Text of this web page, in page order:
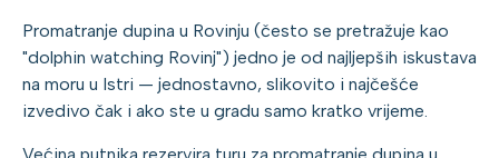
Promatranje dupina u Rovinju (često se pretražuje kao
"dolphin watching Rovinj") jedno je od najljepših iskustava
na moru u Istri — jednostavno, slikovito i najčešće
izvedivo čak i ako ste u gradu samo kratko vrijeme.